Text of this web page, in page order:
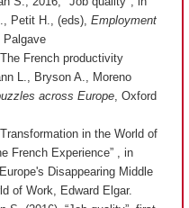
Petit H., (eds), Employment
Palgave
French productivity
L., Bryson A., Moreno
across Europe, Oxford
in the World of
French Experience” , in
Disappearing Middle
of Work, Edward Elgar.